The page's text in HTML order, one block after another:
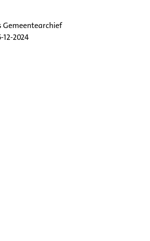
Gemeentearchief
2024